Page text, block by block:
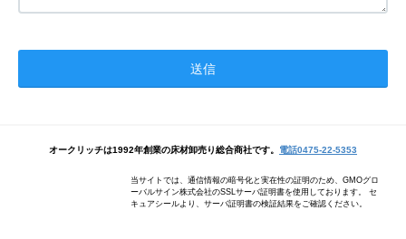
オークリッチは1992年創業の床材卸売り総合商社です。 電話0475-22-5353
当サイトでは、通信情報の暗号化と実在性の証明のため、GMOグロ
ーバルサイン株式会社のSSLサーバ証明書を使用しております。 セ
キュアシールより、サーバ証明書の検証結果をご確認ください。